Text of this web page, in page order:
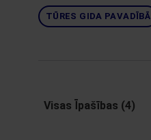
TŪRES GIDA PAVADĪBĀ
Visas Īpašības (4)